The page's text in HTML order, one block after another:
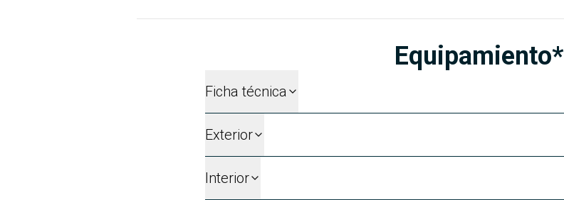
Equipamiento*
Ficha técnica
Exterior
Interior